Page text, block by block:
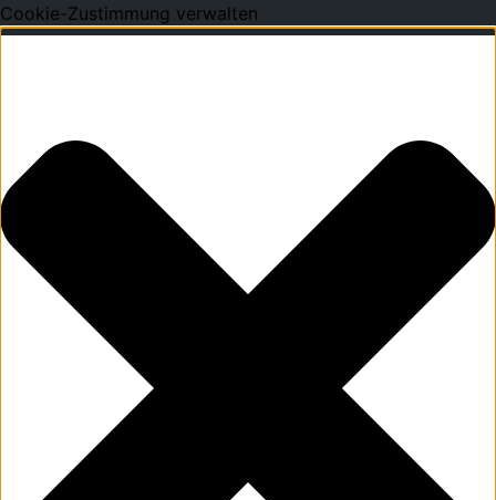
Cookie-Zustimmung verwalten